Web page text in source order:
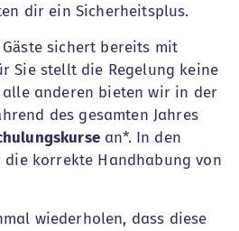
dir ein Sicherheitsplus.
sichert bereits mit
Sie stellt die Regelung keine
alle anderen bieten wir in der
des gesamten Jahres
an*. In den
korrekte Handhabung von
wiederholen, dass diese